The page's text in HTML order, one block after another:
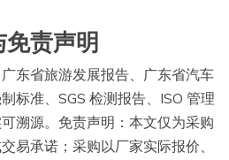
责声明
东省旅游发展报告、广东省汽车
标准、SGS 检测报告、ISO 管理
溯源。免责声明：本文仅为采购
易承诺；采购以厂家实际报价、